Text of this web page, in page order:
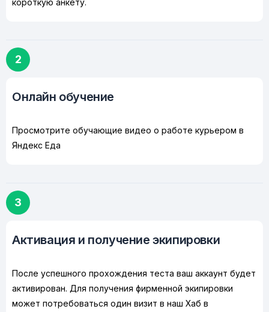
короткую анкету.
2
Онлайн обучение
Просмотрите обучающие видео о работе курьером в
Яндекс Еда
3
Активация и получение экипировки
После успешного прохождения теста ваш аккаунт будет
активирован. Для получения фирменной экипировки
может потребоваться один визит в наш Хаб в